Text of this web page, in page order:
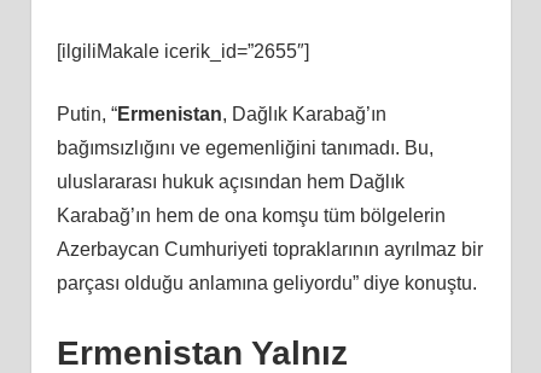
[ilgiliMakale icerik_id=”2655″]
Putin, “Ermenistan, Dağlık Karabağ’ın
bağımsızlığını ve egemenliğini tanımadı. Bu,
uluslararası hukuk açısından hem Dağlık
Karabağ’ın hem de ona komşu tüm bölgelerin
Azerbaycan Cumhuriyeti topraklarının ayrılmaz bir
parçası olduğu anlamına geliyordu” diye konuştu.
Ermenistan Yalnız